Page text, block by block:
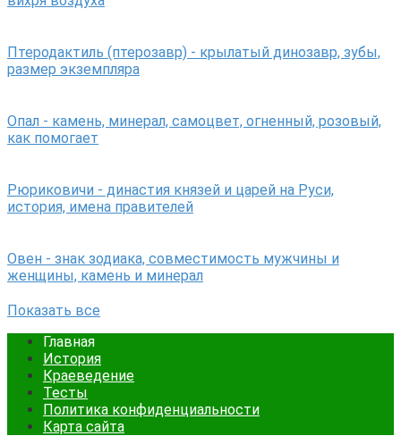
Птеродактиль (птерозавр) - крылатый динозавр, зубы,
размер экземпляра
Опал - камень, минерал, самоцвет, огненный, розовый,
как помогает
Рюриковичи - династия князей и царей на Руси,
история, имена правителей
Овен - знак зодиака, совместимость мужчины и
женщины, камень и минерал
Показать все
Главная
История
Краеведение
Тесты
Политика конфиденциальности
Карта сайта